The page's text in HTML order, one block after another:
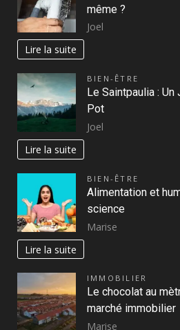
même ?
Joel
Lire la suite
BIEN-ÊTRE
Le Saintpaulia :
Pot
Joel
Lire la suite
BIEN-ÊTRE
Alimentation et
science
Marise
Lire la suite
IMMOBILIER
Le chocolat au
marché immobilier
Marise